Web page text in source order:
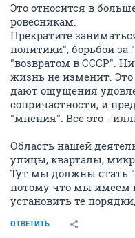
Это относится в
ровесникам.
Прекратите
политики", борьбой
"возвратом в СССР".
жизнь не изменит. Это
дают ощущения
сопричастности, и
"мнения". Всё это -
Область нашей
улицы, кварталы,
Тут мы должны стать
потому что мы имеем
установить те
ОТВЕТИТЬ